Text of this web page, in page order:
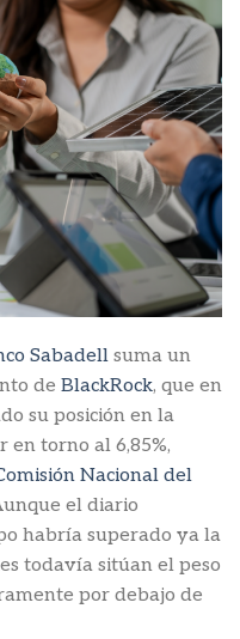
Sabadell suma un
de BlackRock, que en
su posición en la
en torno al 6,85%,
Nacional del
el diario
habría superado ya la
todavía sitúan el peso
por debajo de